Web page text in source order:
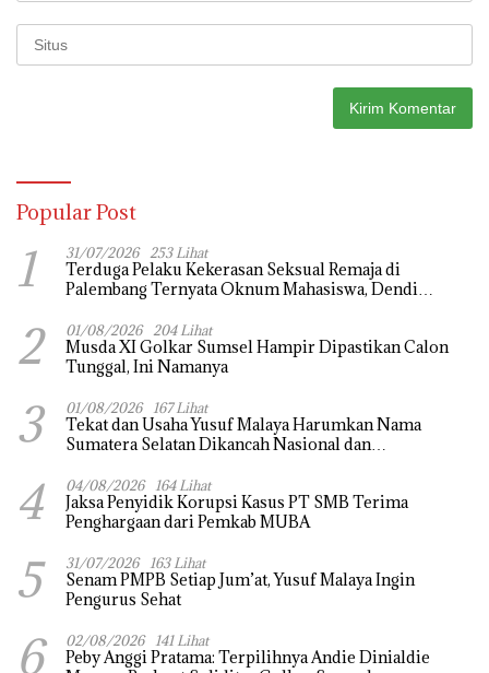
Popular Post
1 31/07/2026 253 Lihat
Terduga Pelaku Kekerasan Seksual Remaja di
Palembang Ternyata Oknum Mahasiswa, Dendi
2 01/08/2026 204 Lihat
Musda XI Golkar Sumsel Hampir Dipastikan Calon
Tunggal, Ini Namanya
3 01/08/2026 167 Lihat
Tekat dan Usaha Yusuf Malaya Harumkan Nama
Sumatera Selatan Dikancah Nasional dan
4 04/08/2026 164 Lihat
Jaksa Penyidik Korupsi Kasus PT SMB Terima
Penghargaan dari Pemkab MUBA
5 31/07/2026 163 Lihat
Senam PMPB Setiap Jum’at, Yusuf Malaya Ingin
Pengurus Sehat
6 02/08/2026 141 Lihat
Peby Anggi Pratama: Terpilihnya Andie Dinialdie